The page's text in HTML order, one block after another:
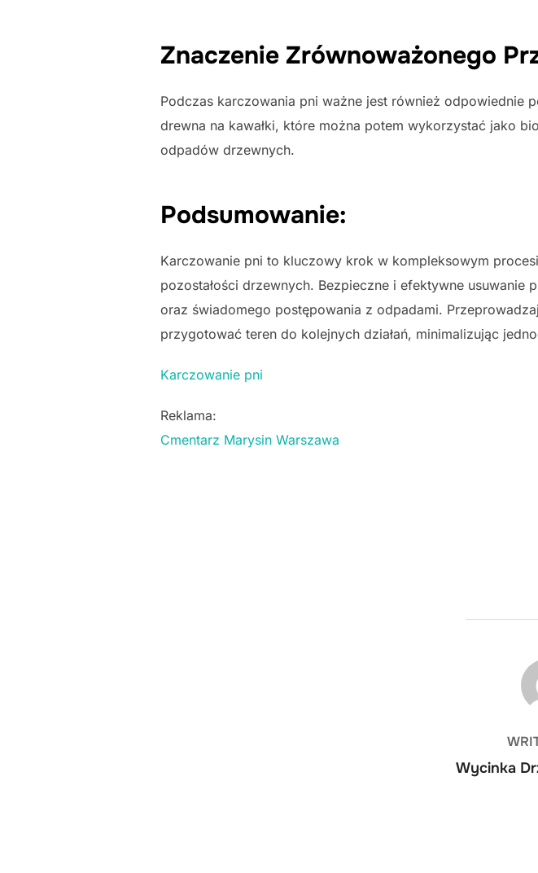
Znaczenie Zrównoważonego
Podczas karczowania pni ważne jest również odpowiednie
drewna na kawałki, które można potem wykorzystać jako
odpadów drzewnych.
Podsumowanie:
Karczowanie pni to kluczowy krok w kompleksowym
pozostałości drzewnych. Bezpieczne i efektywne
oraz świadomego postępowania z odpadami.
przygotować teren do kolejnych działań, minimalizując
Karczowanie pni
Reklama:
Cmentarz Marysin Warszawa
Wycinka